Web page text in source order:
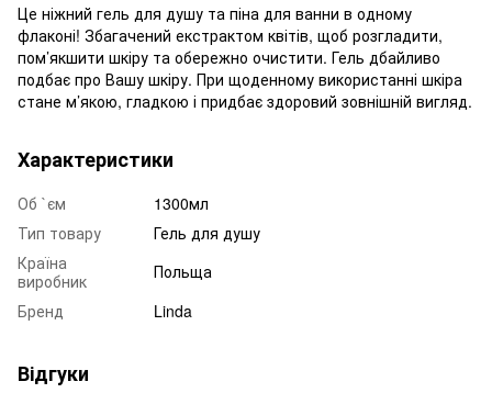
Це ніжний гель для душу та піна для ванни в одному
флаконі! Збагачений екстрактом квітів, щоб розгладити,
пом’якшити шкіру та обережно очистити. Гель дбайливо
подбає про Вашу шкіру. При щоденному використанні шкіра
стане м’якою, гладкою і придбає здоровий зовнішній вигляд.
Характеристики
Об `єм
1300мл
Тип товару
Гель для душу
Країна
виробник
Польща
Бренд
Linda
Відгуки